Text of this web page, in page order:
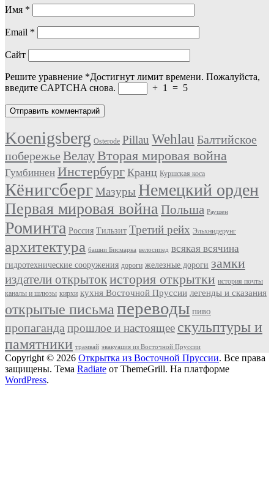
Имя *
Email *
Сайт
Решите уравнение *Достигнут лимит времени. Пожалуйста,
введите CAPTCHA снова.
+ 1 = 5
Koenigsberg Osterode Pillau Wehlau Балтийское
побережье ВелауВторая мировая война
Гумбиннен Инстербург Кранц Куршская коса
Кёнигсберг Мазуры Немецкий орден
Первая мировая война Польша Раушен
Роминта Россия Тильзит Третий рейх Эльхнидерунг
архитектура башни Бисмарка велосипед всякая всячина
гидротехнические сооружения дороги железные дороги замки
издатели открытокистория открытки история почты
каналы и шлюзы кирхи кухня Восточной Пруссии легенды и сказания
открытые письмапереводы пиво
пропаганда прошлое и настоящее скульптуры и
памятники трамвай эвакуация из Восточной Пруссии
Copyright © 2026 Открытка из Восточной Пруссии. Все права
защищены. Тема Radiate от ThemeGrill. На платформе
WordPress.